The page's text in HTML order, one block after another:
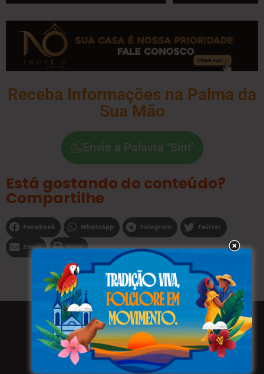
Receba Informações na Palma da
Sua Mão
Envie a Palavra "Sim"
Está gostando do conteúdo?
Compartilhe
Facebook WhatsApp Telegram Twitter
Email Print
Todos os direitos reservados a WEBFAVORITA.COM.BR